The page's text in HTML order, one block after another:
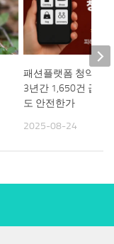
패션플랫폼 청약철
3년간 1,650건 급증
도 안전한가
2025-08-24